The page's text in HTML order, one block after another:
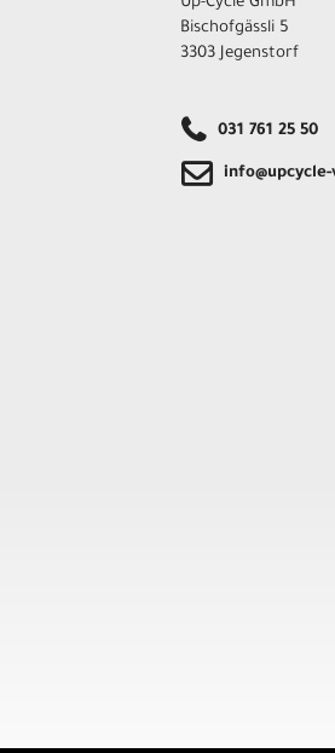
Bischofgässli 5
3303 Jegenstorf
031 761 25 50